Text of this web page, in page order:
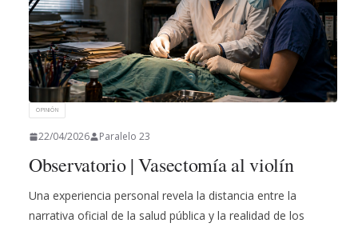
OPINIÓN
22/04/2026 Paralelo 23
Observatorio | Vasectomía al violín
Una experiencia personal revela la distancia entre la
narrativa oficial de la salud pública y la realidad de los